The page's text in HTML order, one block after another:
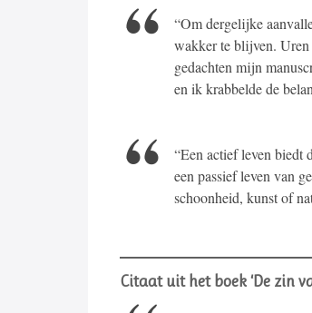
“Om dergelijke
wakker te blijven. Uren
gedachten mijn
en ik krabbelde de
“Een actief leven biedt
een passief leven van
schoonheid, kunst of
Citaat uit het boek ‘De zin